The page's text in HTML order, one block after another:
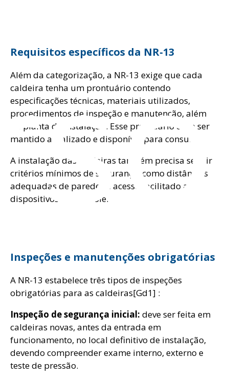
Requisitos específicos da NR-13
Além da categorização, a NR-13 exige que cada
caldeira tenha um prontuário contendo
especificações técnicas, materiais utilizados,
procedimentos de inspeção e manutenção, além
da planta de instalação. Esse prontuário deve ser
mantido atualizado e disponível para consulta.
A instalação das caldeiras também precisa seguir
critérios mínimos de segurança, como distâncias
adequadas de paredes e acesso facilitado a
dispositivos de controle.
Inspeções e manutenções obrigatórias
A NR-13 estabelece três tipos de inspeções
obrigatórias para as caldeiras[Gd1] :
Inspeção de segurança inicial: deve ser feita em
caldeiras novas, antes da entrada em
funcionamento, no local definitivo de instalação,
devendo compreender exame interno, externo e
teste de pressão.